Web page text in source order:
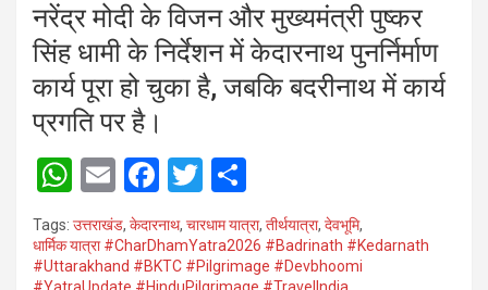
नरेंद्र मोदी के विजन और मुख्यमंत्री पुष्कर
सिंह धामी के निर्देशन में केदारनाथ पुनर्निर्माण
कार्य पूरा हो चुका है, जबकि बदरीनाथ में कार्य
प्रगति पर है।
W
h
at
s
E
m
ail
F
a
ce
b
T
wi
tt
er
h
ar
e
Tags: उत्तराखंड, केदारनाथ, चारधाम यात्रा, तीर्थयात्रा, देवभूमि,
धार्मिक यात्रा #CharDhamYatra2026 #Badrinath #Kedarnath
#Uttarakhand #BKTC #Pilgrimage #Devbhoomi